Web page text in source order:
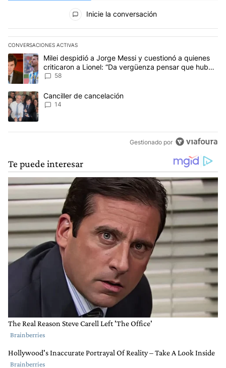
Todos los comentarios
Inicie la conversación
CONVERSACIONES ACTIVAS
Este listado muestra los artículos con más comentarios en los
Un artículo de tendencia con el título "Milei despidió a Jorge
Milei despidió a Jorge Messi y cuestionó a quienes
criticaron a Lionel: “Da vergüenza pensar que hubo
anti-Messi”
58
Un artículo de tendencia con el título "Canciller de cancelación"
Canciller de cancelación
14
Gestionado por